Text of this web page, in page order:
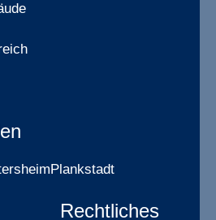
Plankstadt
Rechtliches